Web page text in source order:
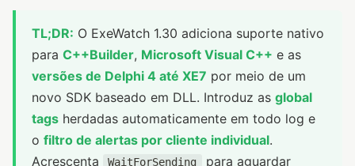
TL;DR: O ExeWatch 1.30 adiciona suporte nativo
para C++Builder, Microsoft Visual C++ e as
versões de Delphi 4 até XE7 por meio de um
novo SDK baseado em DLL. Introduz as global
tags herdadas automaticamente em todo log e
o filtro de alertas por cliente individual.
Acrescenta
WaitForSending
para aguardar